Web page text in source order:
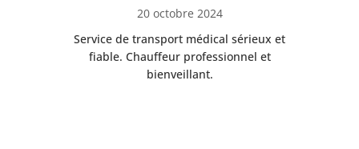
20 octobre 2024
Service de transport médical sérieux et
fiable. Chauffeur professionnel et
bienveillant.